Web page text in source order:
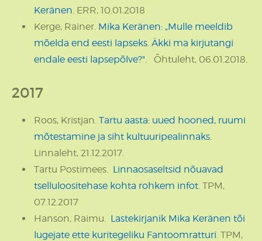
Keränen. ERR, 10.01.2018
Kerge, Rainer. Mika Keränen: „Mulle meeldib
mõelda end eesti lapseks. Äkki ma kirjutangi
endale eesti lapsepõlve?".
Õhtuleht, 06.01.2018.
2017
Roos, Kristjan. Tartu aasta: uued hooned, ruumi
mõtestamine ja siht kultuuripealinnaks.
Linnaleht, 21.12.2017.
Tartu Postimees. Linnaosaseltsid nõuavad
tselluloositehase kohta rohkem infot. TPM,
07.12.2017
Hanson, Raimu. Lastekirjanik Mika Keränen tõi
lugejate ette kuritegeliku Fantoomratturi. TPM,